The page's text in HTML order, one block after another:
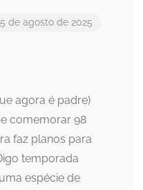
de agosto de 2025
agora é padre)
comemorar 98
faz planos para
temporada
espécie de